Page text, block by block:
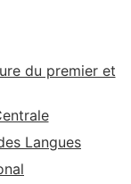
du premier et
Langues